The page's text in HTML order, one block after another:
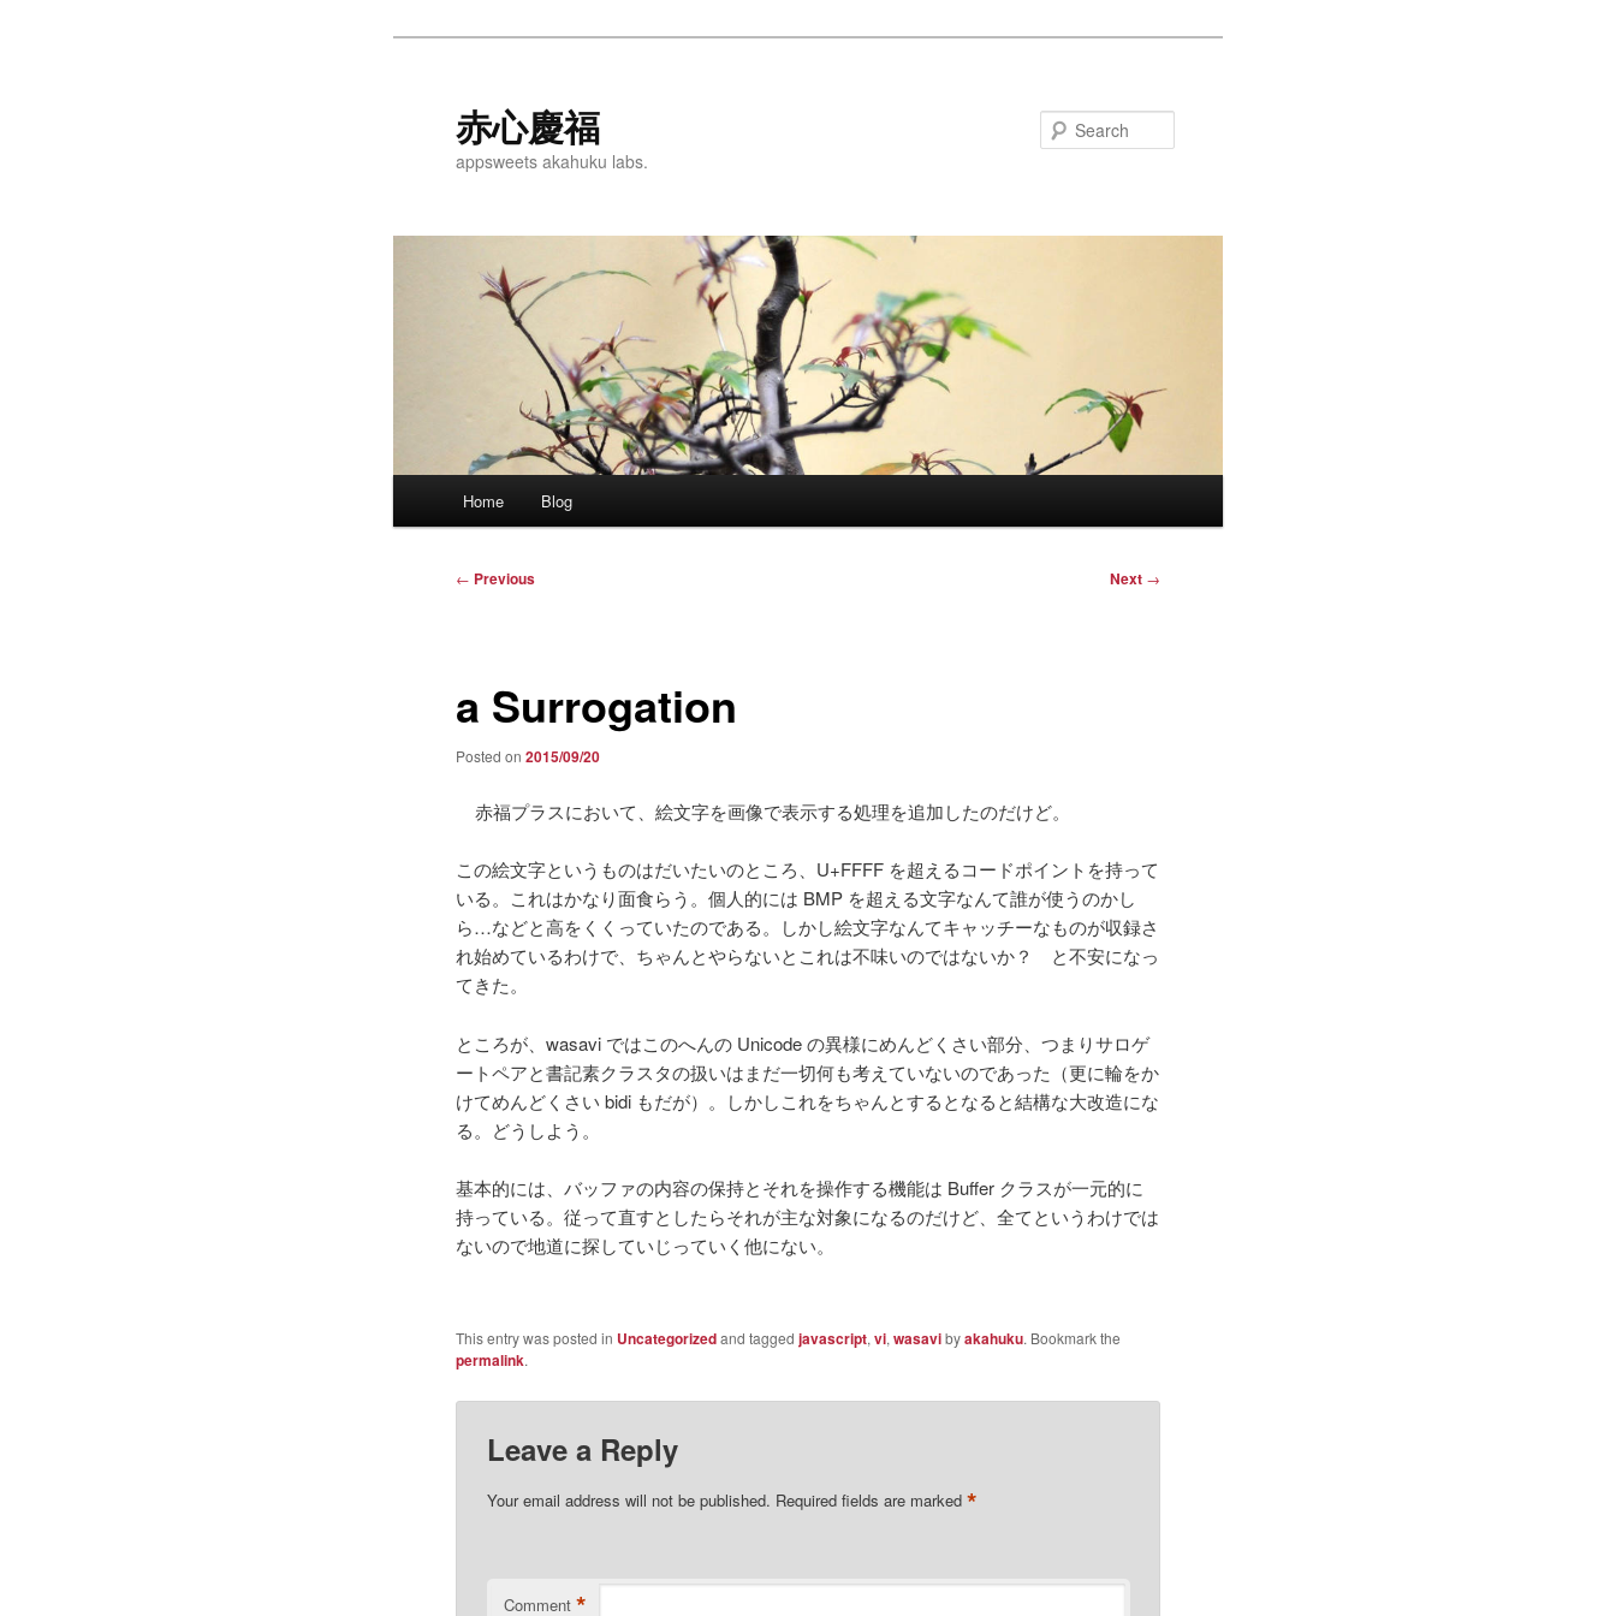
赤心慶福
appsweets akahuku labs.
Home Blog
Post
← Previous Next →
a Surrogation
Posted on2015/09/20
赤福プラスにおいて、絵文字を画像で表示する処理を追加したのだけど。
この絵文字というものはだいたいのところ、U+FFFF を超えるコードポイントを持って
いる。これはかなり面食らう。個人的には BMP を超える文字なんて誰が使うのかし
ら…などと高をくくっていたのである。しかし絵文字なんてキャッチーなものが収録さ
れ始めているわけで、ちゃんとやらないとこれは不味いのではないか？ と不安になっ
てきた。
ところが、wasavi ではこのへんの Unicode の異様にめんどくさい部分、つまりサロゲ
ートペアと書記素クラスタの扱いはまだ一切何も考えていないのであった（更に輪をか
けてめんどくさい bidi もだが）。しかしこれをちゃんとするとなると結構な大改造にな
る。どうしよう。
基本的には、バッファの内容の保持とそれを操作する機能は Buffer クラスが一元的に
持っている。従って直すとしたらそれが主な対象になるのだけど、全てというわけでは
ないので地道に探していじっていく他にない。
This entry was posted in Uncategorizedand taggedjavascript,vi,wasavibyakahuku. Bookmark the
permalink.
Leave a Reply
Your email address will not be published. Required fields are marked *
Comment *